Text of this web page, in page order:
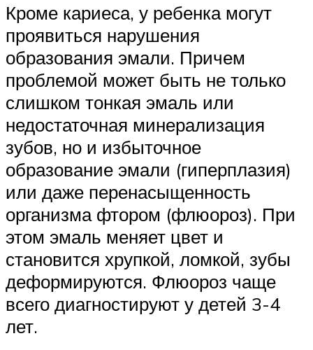
Кроме кариеса, у ребенка могут
проявиться нарушения
образования эмали. Причем
проблемой может быть не только
слишком тонкая эмаль или
недостаточная минерализация
зубов, но и избыточное
образование эмали (гиперплазия)
или даже перенасыщенность
организма фтором (флюороз). При
этом эмаль меняет цвет и
становится хрупкой, ломкой, зубы
деформируются. Флюороз чаще
всего диагностируют у детей 3-4
лет.